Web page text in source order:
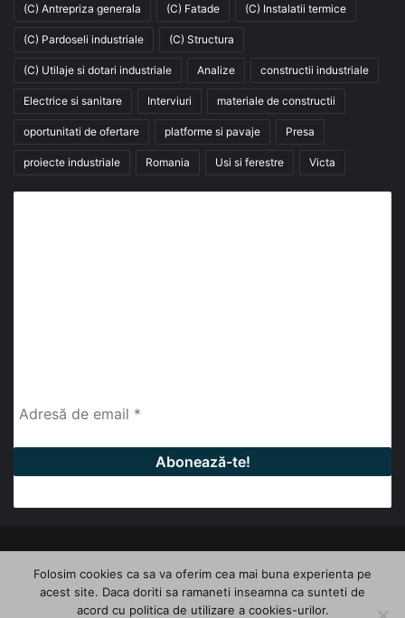
(C) Antrepriza generala (C) Fatade (C) Instalatii termice
(C) Pardoseli industriale (C) Structura
(C) Utilaje si dotari industriale Analize constructii industriale
Electrice si sanitare Interviuri materiale de constructii
oportunitati de ofertare platforme si pavaje Presa
proiecte industriale Romania Usi si ferestre Victa
FacebookLinkedInYouTube
Folosim cookies ca sa va oferim cea mai buna experienta pe
acest site. Daca doriti sa ramaneti inseamna ca sunteti de
acord cu politica de utilizare a cookies-urilor.